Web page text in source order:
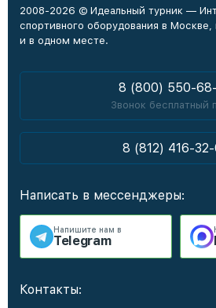
2008-2026 © Идеальный турник —
спортивного оборудования в
и в одном месте.
8 (800) 550-
Звонок бесплатный
8 (812) 416-
Написать в мессенджеры:
Напишите нам в
Telegram
Контакты: